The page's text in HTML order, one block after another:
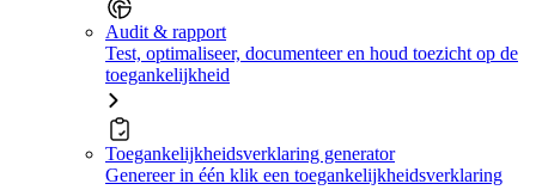
Audit & rapport
Test, optimaliseer, documenteer en houd toezicht op de
toegankelijkheid
Toegankelijkheidsverklaring generator
Genereer in één klik een toegankelijkheidsverklaring